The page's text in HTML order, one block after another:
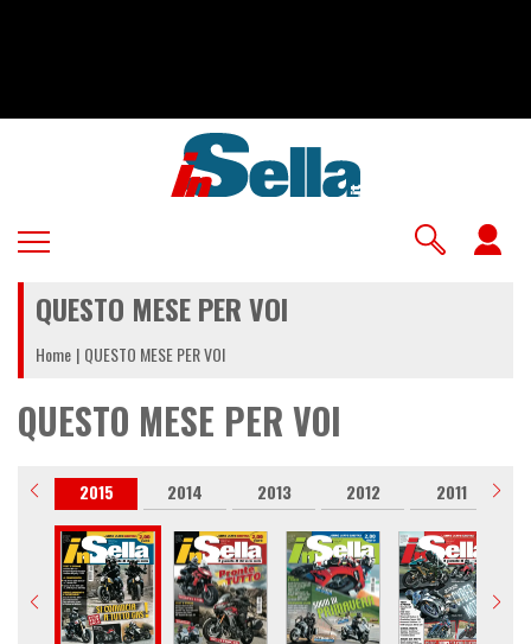
QUESTO MESE PER VOI
Home QUESTO MESE PER VOI
QUESTO MESE PER VOI
2015 2014 2013 2012 2011